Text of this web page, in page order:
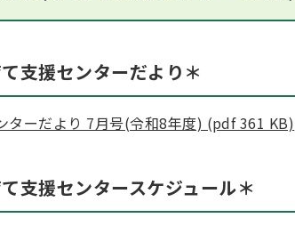
支援センターだより＊
ターだより 7月号(令和8年度) (pdf 361 KB)
支援センタースケジュール＊